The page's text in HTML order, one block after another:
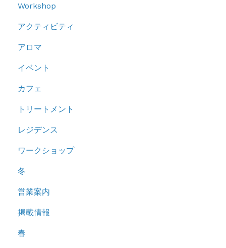
Workshop
アクティビティ
アロマ
イベント
カフェ
トリートメント
レジデンス
ワークショップ
冬
営業案内
掲載情報
春